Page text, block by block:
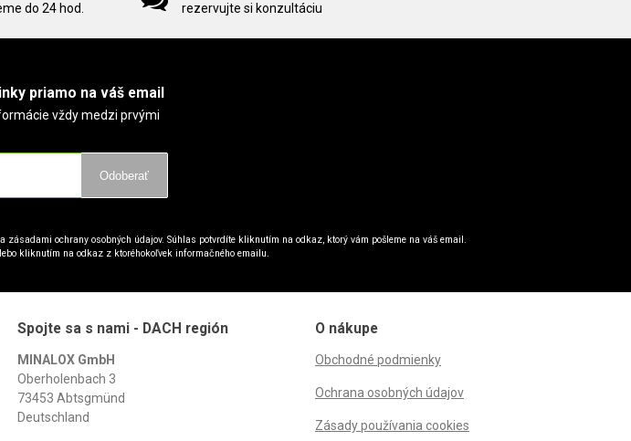
do 24 hod.
rezervujte si konzultáciu
priamo na váš email
vždy medzi prvými
Odoberať
ochrany osobných údajov. Súhlas potvrdíte kliknutím na odkaz, ktorý vám pošleme na váš email.
kliknutím na odkaz z ktoréhokoľvek informačného emailu.
Spojte sa s nami - DACH región
MINALOX GmbH
Oberholenbach 3
73453 Abtsgmünd
Deutschland
O nákupe
Obchodné podmienky
Ochrana osobných údajov
Zásady používania cookies